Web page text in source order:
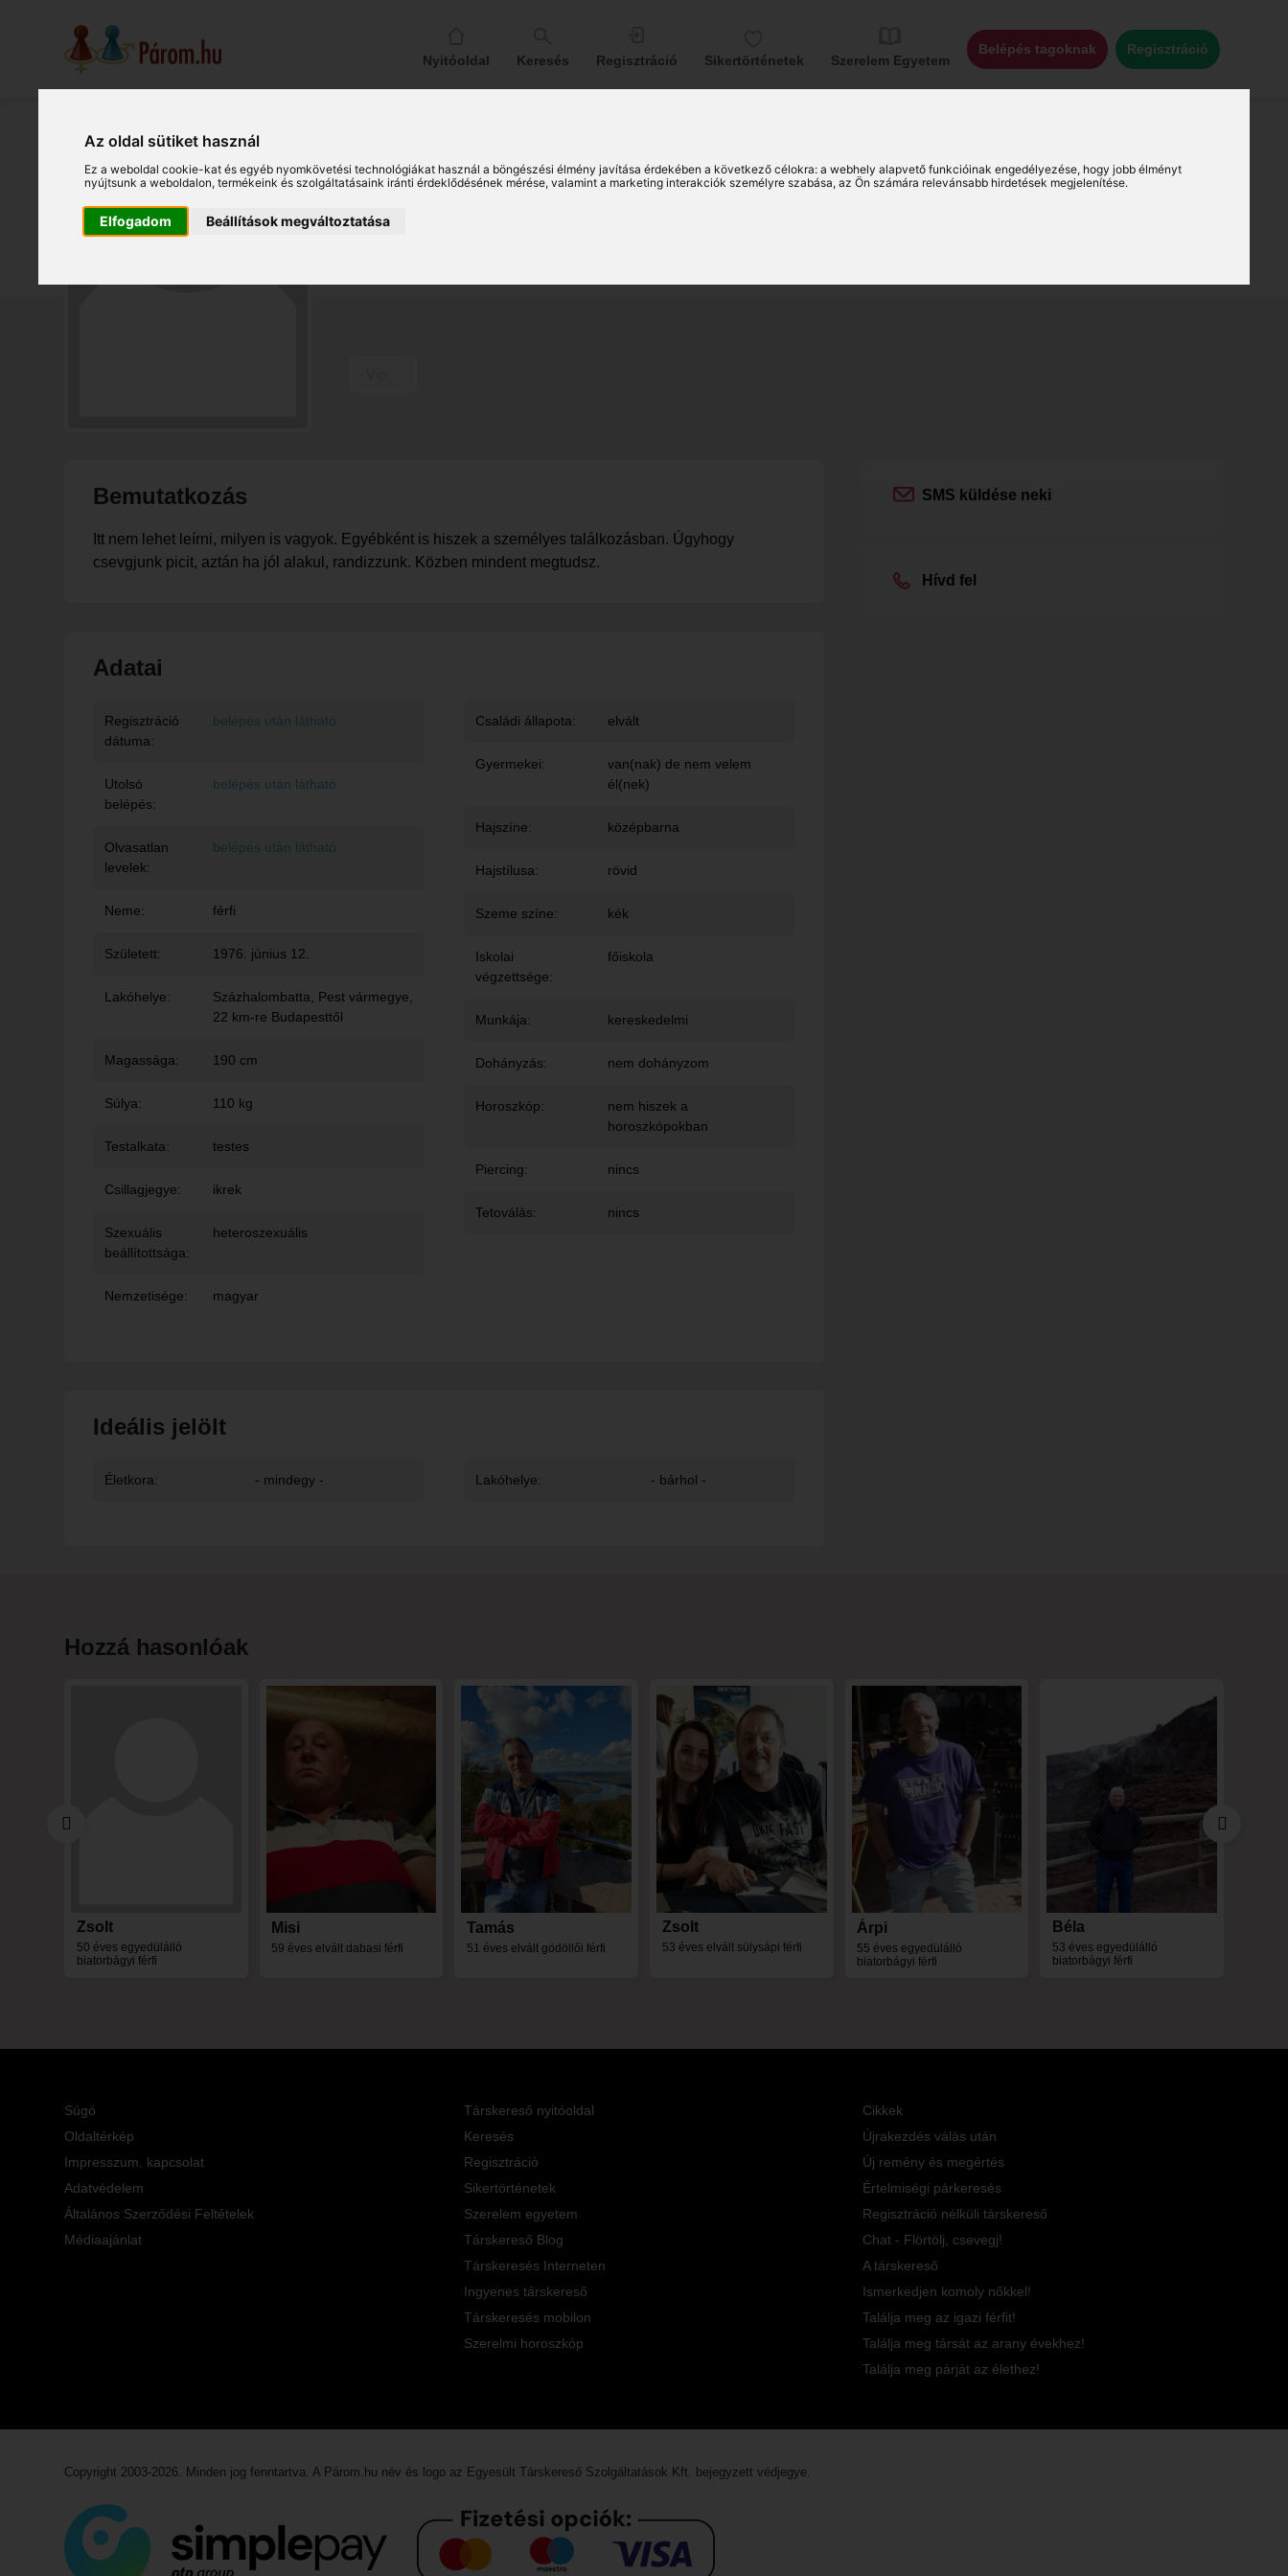
Az oldal sütiket használ
Ez a weboldal cookie-kat és egyéb nyomkövetési technológiákat használ a böngészési élmény javítása érdekében a következő célokra:a webhely alapvető funkcióinak engedélyezése, hogy jobb élményt
nyújtsunk a weboldalon,termékeink és szolgáltatásaink iránti érdeklődésének mérése, valamint a marketing interakciók személyre szabása,az Ön számára relevánsabb hirdetések megjelenítése.
Elfogadom Beállítások megváltoztatása
Nyitóoldal Keresés Regisztráció Sikertörténetek Szerelem Egyetem
Belépés tagoknak Regisztráció
Szabolcs (50)
Százhalombattai társkereső férfi
Bemutatkozás
Itt nem lehet leírni, milyen is vagyok. Egyébként is hiszek a személyes találkozásban. Úgyhogy
csevgjunk picit, aztán ha jól alakul, randizzunk. Közben mindent megtudsz.
Adatai
Regisztráció
dátuma:
belépés után látható
Utolsó
belépés:
belépés után látható
Olvasatlan
levelek:
belépés után látható
Neme: férfi
Született: 1976. június 12.
Lakóhelye: Százhalombatta , Pest vármegye,
22 km-re Budapesttől
Magassága: 190 cm
Súlya: 110 kg
Testalkata: testes
Csillagjegye: ikrek
Szexuális
beállítottsága:
heteroszexuális
Nemzetisége: magyar
Családi állapota: elvált
Gyermekei:
van(nak) de nem velem
él(nek)
Hajszíne: középbarna
Hajstílusa: rövid
Szeme színe: kék
Iskolai
végzettsége:
főiskola
Munkája: kereskedelmi
Dohányzás: nem dohányzom
Horoszkóp:
nem hiszek a
horoszkópokban
Piercing: nincs
Tetoválás: nincs
Ideális jelölt
Életkora: - mindegy - Lakóhelye: - bárhol -
SMS küldése neki
Hívd fel
Hozzá hasonlóak
Zsolt
50 éves egyedülálló
biatorbágyi férfi
Misi
59 éves elvált dabasi férfi
Tamás
51 éves elvált gödöllői férfi
Zsolt
53 éves elvált sülysápi férfi
Árpi
55 éves egyedülálló
biatorbágyi férfi
Béla
53 éves egyedülálló
biatorbágyi férfi
Súgó
Oldaltérkép
Impresszum, kapcsolat
Adatvédelem
Általános Szerződési Feltételek
Médiaajánlat
Társkereső nyitóoldal
Keresés
Regisztráció
Sikertörténetek
Szerelem egyetem
Társkereső Blog
Társkeresés Interneten
Ingyenes társkereső
Társkeresés mobilon
Szerelmi horoszkóp
Cikkek
Újrakezdés válás után
Új remény és megértés
Értelmiségi párkeresés
Regisztráció nélküli társkereső
Chat - Flörtölj, csevegj!
A társkereső
Ismerkedjen komoly nőkkel!
Találja meg az igazi férfit!
Találja meg társát az arany évekhez!
Találja meg párját az élethez!
Copyright 2003-2026. Minden jog fenntartva. A Párom.hu név és logo az Egyesült Társkereső Szolgáltatások Kft. bejegyzett védjegye.